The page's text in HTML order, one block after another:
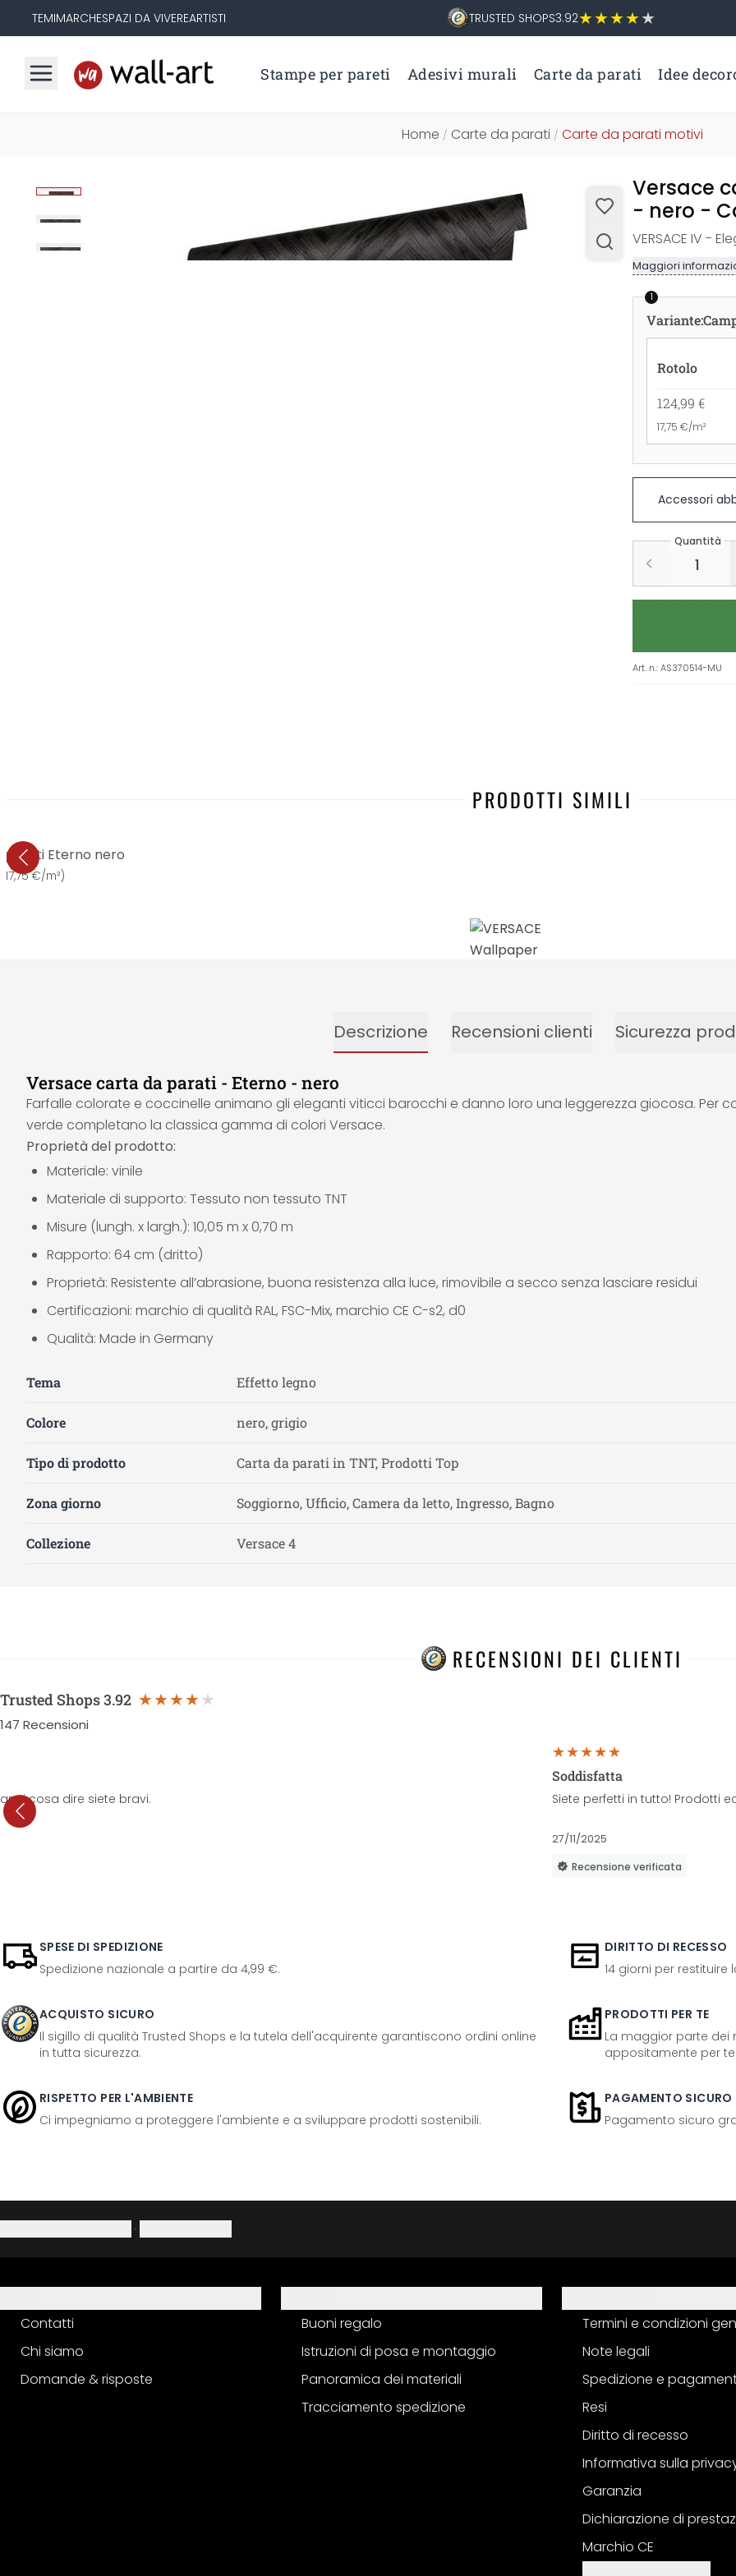
TEMIMARCHESPAZI DA VIVEREARTISTI TRUSTED SHOPS3.92
Stampe per pareti Adesivi murali Carte da parati Idee
Home / Carte da parati / Carte da parati motivi
Versace
- nero -
VERSACE IV -
Maggiori
1
Variante:
Rotolo
124,99 €
17,75 €/m²
Accessori
Quantità
Art. n.:AS370514-MU
PRODOTTI SIMILI
Eterno nero
17,75 €/m²)
Descrizione Recensioni clienti Sicurezza
Versace carta da parati - Eterno - nero
Farfalle colorate e coccinelle animano gli eleganti viticci barocchi e danno loro una leggerezza giocosa. Per
verde completano la classica gamma di colori Versace.
Proprietà del prodotto:
Materiale: vinile
Materiale di supporto: Tessuto non tessuto TNT
Misure (lungh. x largh.): 10,05 m x 0,70 m
Rapporto: 64 cm (dritto)
Proprietà: Resistente all’abrasione, buona resistenza alla luce, rimovibile a secco senza lasciare residui
Certificazioni: marchio di qualità RAL, FSC-Mix, marchio CE C-s2, d0
Qualità: Made in Germany
Tema Effetto legno
Colore nero, grigio
Tipo di prodotto Carta da parati in TNT, Prodotti Top
Zona giorno Soggiorno, Ufficio, Camera da letto, Ingresso, Bagno
Collezione Versace 4
RECENSIONI DEI CLIENTI
Trusted Shops3.92
147 Recensioni
cosa dire siete bravi.
Soddisfatta
Siete perfetti in tutto! Prodotti
27/11/2025
Recensione verificata
SPESE DI SPEDIZIONE
Spedizione nazionale a partire da 4,99 €.
DIRITTO DI RECESSO
14 giorni per restituire
ACQUISTO SICURO
Il sigillo di qualità Trusted Shops e la tutela dell'acquirente garantiscono ordini online
in tutta sicurezza.
PRODOTTI PER TE
La maggior parte dei
appositamente per te.
RISPETTO PER L'AMBIENTE
Ci impegniamo a proteggere l'ambiente e a sviluppare prodotti sostenibili.
PAGAMENTO SICURO
Pagamento sicuro
·
Contatti
Chi siamo
Domande & risposte
Buoni regalo
Istruzioni di posa e montaggio
Panoramica dei materiali
Tracciamento spedizione
Termini e condizioni
Note legali
Spedizione e
Resi
Diritto di recesso
Informativa sulla
Garanzia
Dichiarazione di
Marchio CE